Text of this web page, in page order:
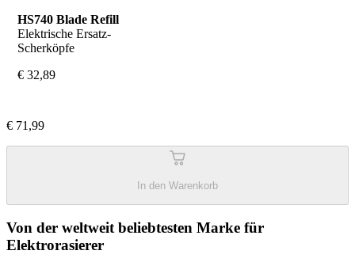
HS740 Blade Refill
Elektrische Ersatz-
Scherköpfe
€ 32,89
€ 71,99
In den Warenkorb
Von der weltweit beliebtesten Marke für
Elektrorasierer